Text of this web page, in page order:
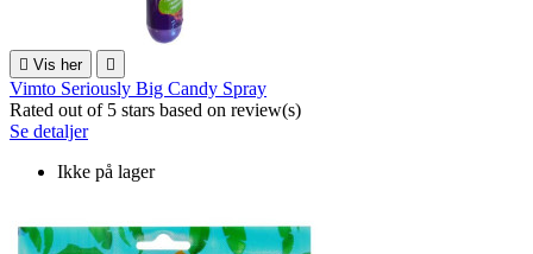
 Vis her 
Vimto Seriously Big Candy Spray
Rated out of 5 stars based on review(s)
Se detaljer
Ikke på lager